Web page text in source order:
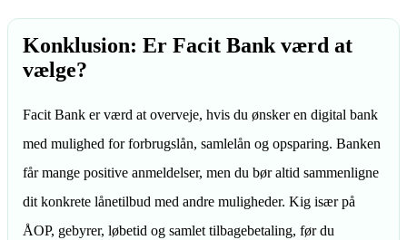
Konklusion: Er Facit Bank værd at
vælge?
Facit Bank er værd at overveje, hvis du ønsker en digital bank
med mulighed for forbrugslån, samlelån og opsparing. Banken
får mange positive anmeldelser, men du bør altid sammenligne
dit konkrete lånetilbud med andre muligheder. Kig især på
ÅOP, gebyrer, løbetid og samlet tilbagebetaling, før du